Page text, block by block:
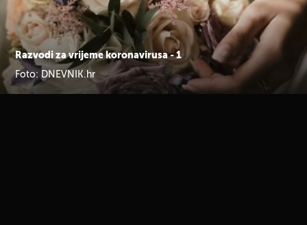
Razvodi za vrijeme koronavirusa - 1
Foto: DNEVNIK.hr